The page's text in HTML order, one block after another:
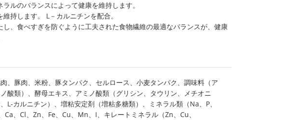
ルのバランスによって健康を維持します。
持します。 L－カルニチンを配合。
、食べすぎを防ぐように工夫された食物繊維の最適なバランスが、健康
、豚肉、米粉、豚タンパク、セルロース、小麦タンパク、調味料（ア
ノ酸類）、酵母エキス、アミノ酸類（グリシン、タウリン、メチオニ
L-カルニチン）、増粘安定剤（増粘多糖類）、ミネラル類（Na、P、
Ca、Cl、Zn、Fe、Cu、Mn、I、キレートミネラル（Zn、Cu、